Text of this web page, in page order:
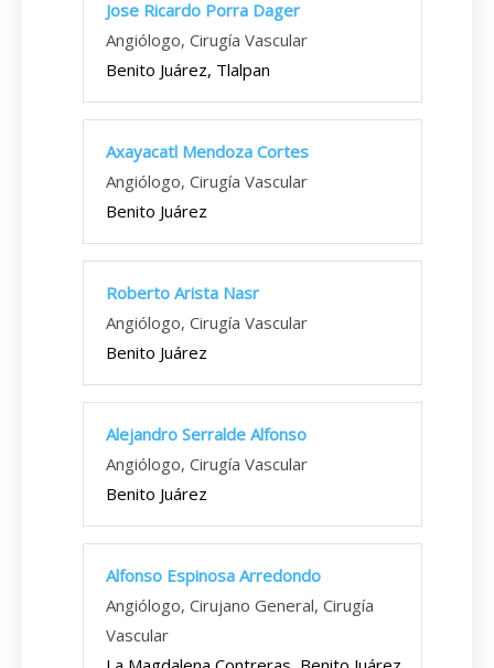
Jose Ricardo Porra Dager
Angiólogo, Cirugía Vascular
Benito Juárez, Tlalpan
Axayacatl Mendoza Cortes
Angiólogo, Cirugía Vascular
Benito Juárez
Roberto Arista Nasr
Angiólogo, Cirugía Vascular
Benito Juárez
Alejandro Serralde Alfonso
Angiólogo, Cirugía Vascular
Benito Juárez
Alfonso Espinosa Arredondo
Angiólogo, Cirujano General, Cirugía
Vascular